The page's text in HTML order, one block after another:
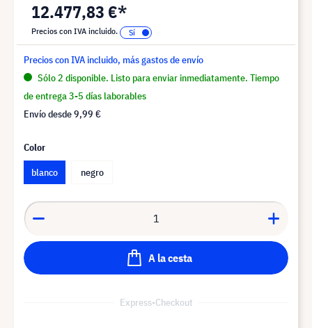
12.477,83 €*
Precios con IVA incluido.
Precios con IVA incluido, más gastos de envío
Sólo 2 disponible. Listo para enviar inmediatamente. Tiempo
de entrega 3-5 días laborables
Envío desde9,99 €
Color
blanco
negro
A la cesta
Express-Checkout